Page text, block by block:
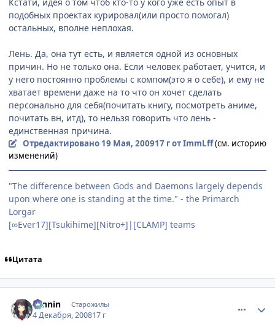
подобных проектах курировал(или просто помогал)
остальных, вполне неплохая.
Лень. Да, она тут есть, и является одной из основных
причин. Но не только она. Если человек работает, учится, и
у него постоянно проблемы с компом(это я о себе), и ему не
хватает времени даже на то что он хочет сделать
персонально для себя(почитать книгу, посмотреть аниме,
почитать вн, итд), то нельзя говорить что лень -
единственная причина.
Отредактировано 19 Мая, 200917 гот ImmLff(см. историю
изменений)
"The difference between Gods and Daemons largely depends
upon where one is standing at the time." - the Primarch
Lorgar
[∞Ever17][Tsukihime][Nitro+]|[CLAMP] teams
Цитата
ronnin Старожилы
4 Декабря, 200817 г